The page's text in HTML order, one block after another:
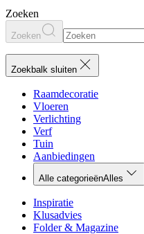
Zoeken
Zoeken
Zoekbalk sluiten
Raamdecoratie
Vloeren
Verlichting
Verf
Tuin
Aanbiedingen
Alle categorieënAlles
Inspiratie
Klusadvies
Folder & Magazine